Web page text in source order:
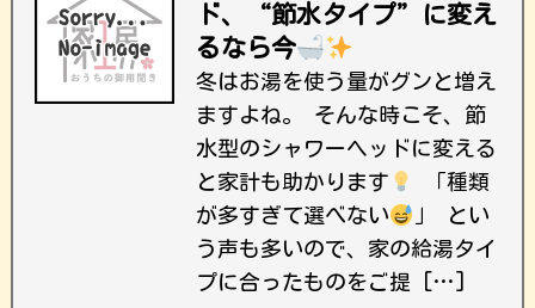
ド、“節水タイプ”に変え
るなら今
冬はお湯を使う量がグンと増え
ますよね。 そんな時こそ、節
水型のシャワーヘッドに変える
と家計も助かります
「種類
が多すぎて選べない
」 とい
う声も多いので、家の給湯タイ
プに合ったものをご提 […]